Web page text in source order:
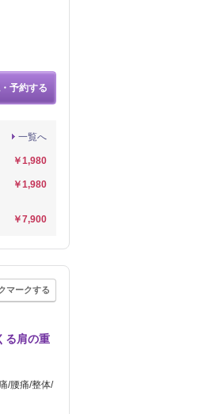
予約する
一覧へ
￥1,980
￥1,980
￥7,900
マークする
る肩の重
/腰痛/整体/